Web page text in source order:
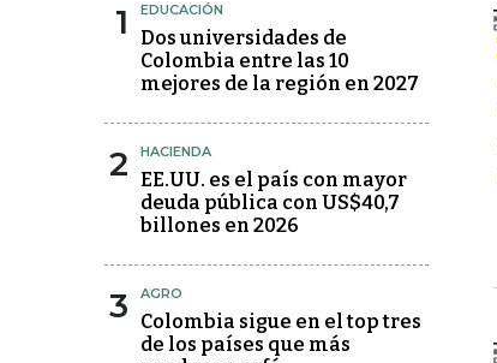
1 EDUCACIÓN
Dos universidades de
Colombia entre las 10
mejores de la región en 2027
2 HACIENDA
EE.UU. es el país con mayor
deuda pública con US$40,7
billones en 2026
3 AGRO
Colombia sigue en el top tres
de los países que más